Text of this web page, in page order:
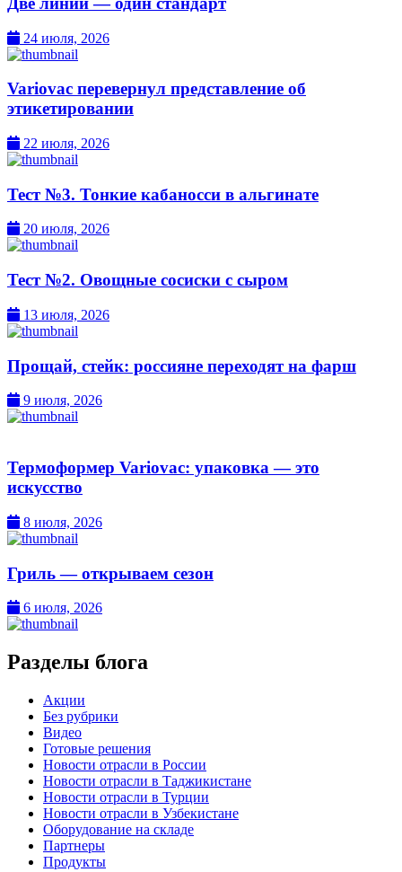
24 июля, 2026
Variovac перевернул представление об
этикетировании
22 июля, 2026
Тест №3. Тонкие кабаносси в альгинате
20 июля, 2026
Тест №2. Овощные сосиски с сыром
13 июля, 2026
Прощай, стейк: россияне переходят на фарш
9 июля, 2026
Термоформер Variovac: упаковка — это
искусство
8 июля, 2026
Гриль — открываем сезон
6 июля, 2026
Разделы блога
Акции
Без рубрики
Видео
Готовые решения
Новости отрасли в России
Новости отрасли в Таджикистане
Новости отрасли в Турции
Новости отрасли в Узбекистане
Оборудование на складе
Партнеры
Продукты